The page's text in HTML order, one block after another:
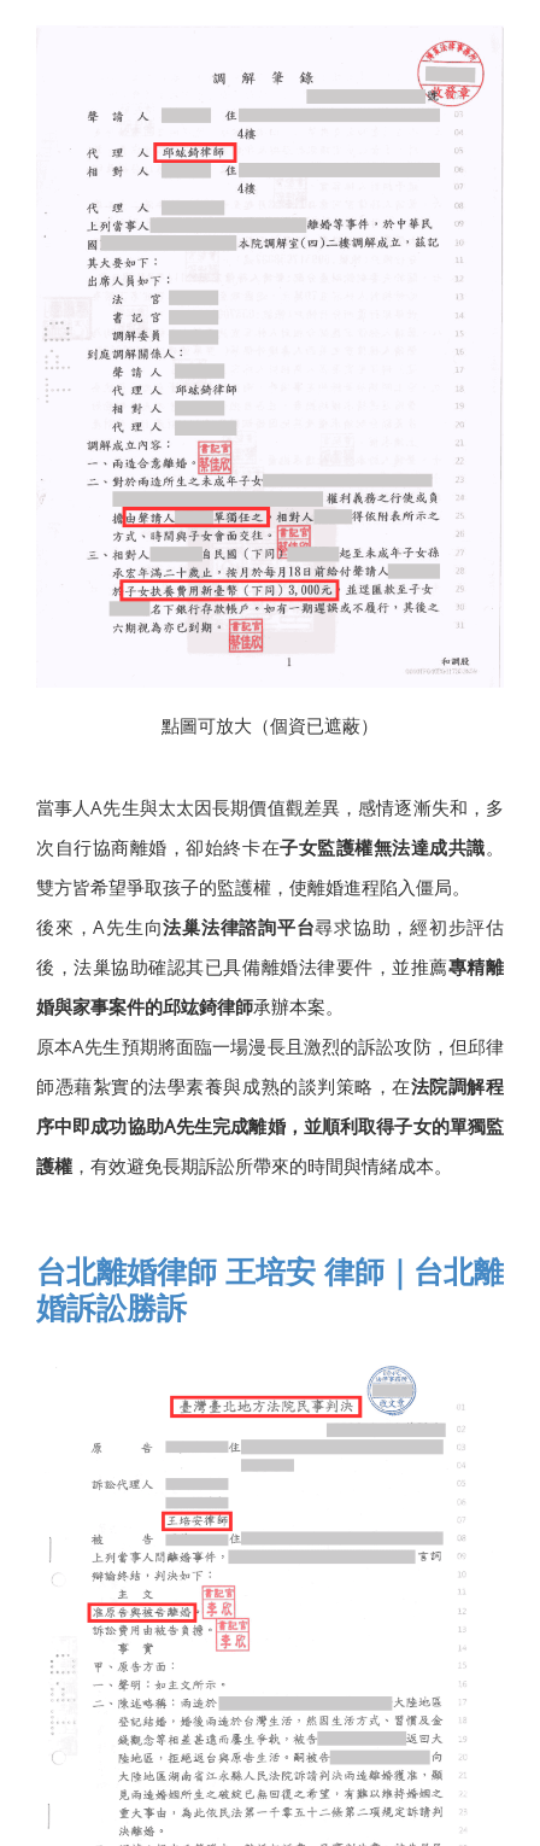
點圖可放大（個資已遮蔽）
當事人A先生與太太因長期價值觀差異，感情逐漸失和，多
次自行協商離婚，卻始終卡在子女監護權無法達成共識。
雙方皆希望爭取孩子的監護權，使離婚進程陷入僵局。
後來，A先生向法巢法律諮詢平台尋求協助，經初步評估
後，法巢協助確認其已具備離婚法律要件，並推薦專精離
婚與家事案件的邱竑錡律師承辦本案。
原本A先生預期將面臨一場漫長且激烈的訴訟攻防，但邱律
師憑藉紮實的法學素養與成熟的談判策略，在法院調解程
序中即成功協助A先生完成離婚，並順利取得子女的單獨監
護權 ，有效避免長期訴訟所帶來的時間與情緒成本。
台北離婚律師 王培安 律師｜台北離
婚訴訟勝訴